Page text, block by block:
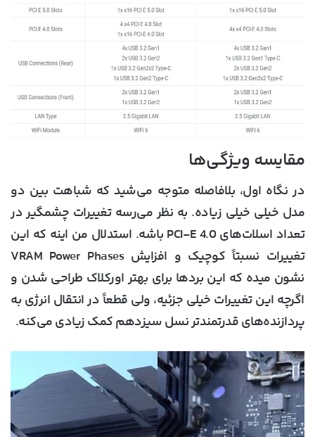
مقایسه ویژگی‌ها
در نگاه اول، بلافاصله متوجه می‌شید که شباهت بین دو
مدل خیلی خیلی زیاده. به نظر می‌رسه تغییرات چشمگیر در
تعداد اسلات‌های PCI-E 4.0 باشه. استدلال من اینه که این
تغییرات نسبتاً کوچیک و افزایش VRAM Power Phases
نشون میده که این بردها برای بهتر اورکلاک طراحی شدن و
اگرچه این تغییرات خیلی جزئیه، ولی قطعاً در انتقال انرژی به
پردازنده‌های قدرتمندتر نسل سیزدهم کمک زیادی می‌کنه.